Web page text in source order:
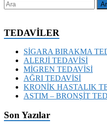
TEDAVİLER
SİGARA BIRAKMA
ALERJİ TEDAVİSİ
MİGREN TEDAVİSİ
AĞRI TEDAVİSİ
KRONİK HASTALIK
ASTIM – BRONŞİT
Son Yazılar